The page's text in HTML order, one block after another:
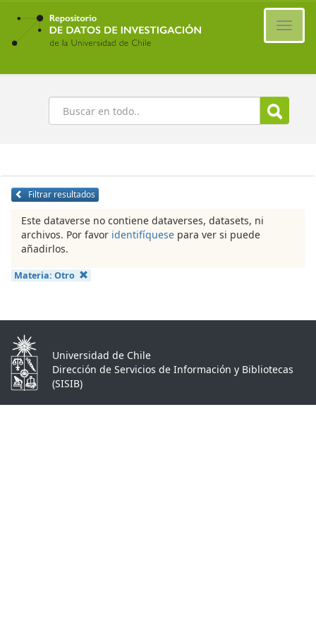
Ir
contenido
principal
Buscar
Filtrar resultados
Este dataverse no contiene dataverses, datasets, ni
archivos. Por favor identifíquese para ver si puede
añadirlos.
Materia: Otro
Universidad de Chile
Dirección de Servicios de Información y Bibliotecas
(SISIB)